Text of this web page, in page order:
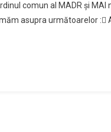
comun al MADR și MAI
asupra următoarelor :